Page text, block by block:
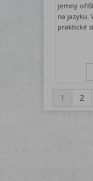
jemný
na jazyku.
praktické
1 2